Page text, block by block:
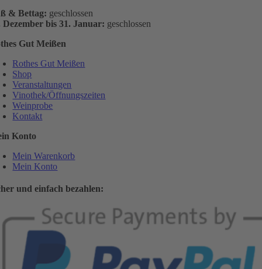
& Bettag: geschlossen
Dezember bis 31. Januar: geschlossen
Gut Meißen
Rothes Gut Meißen
Shop
Veranstaltungen
Vinothek/Öffnungszeiten
Weinprobe
Kontakt
Konto
Mein Warenkorb
Mein Konto
und einfach bezahlen: